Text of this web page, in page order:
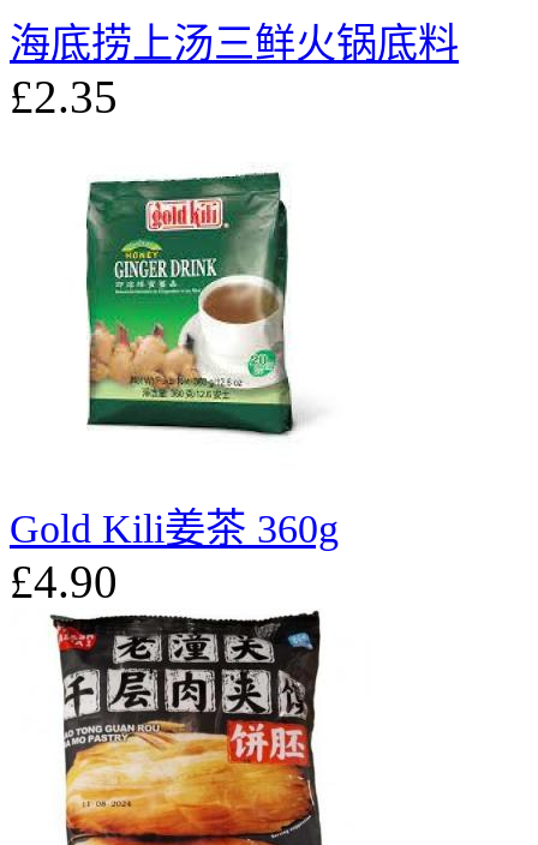
海底捞上汤三鲜火锅底料
£2.35
Gold Kili姜茶 360g
£4.90